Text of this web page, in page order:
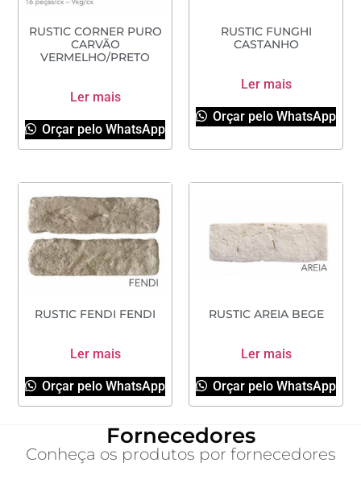
RUSTIC CORNER PURO
CARVÃO
VERMELHO/PRETO
Ler mais
Orçar pelo WhatsApp
RUSTIC FUNGHI
CASTANHO
Ler mais
Orçar pelo WhatsApp
RUSTIC FENDI FENDI
Ler mais
Orçar pelo WhatsApp
RUSTIC AREIA BEGE
Ler mais
Orçar pelo WhatsApp
Fornecedores
Conheça os produtos por fornecedores